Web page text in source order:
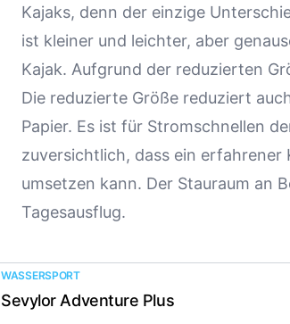
Kajaks, denn der einzige
ist kleiner und leichter, aber
Kajak. Aufgrund der reduzierten
Die reduzierte Größe reduziert
Papier. Es ist für Stromschnellen
zuversichtlich, dass ein erfahrener
umsetzen kann. Der Stauraum an
Tagesausflug.
WASSERSPORT
Sevylor Adventure Plus